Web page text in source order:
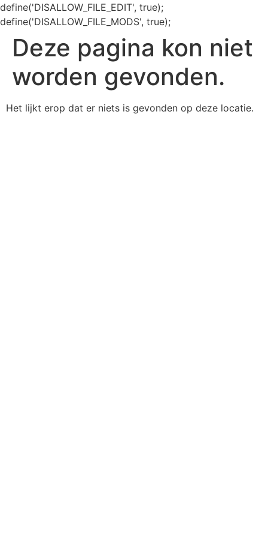
define('DISALLOW_FILE_EDIT', true);
define('DISALLOW_FILE_MODS', true);
Deze pagina kon niet
worden gevonden.
Het lijkt erop dat er niets is gevonden op deze locatie.